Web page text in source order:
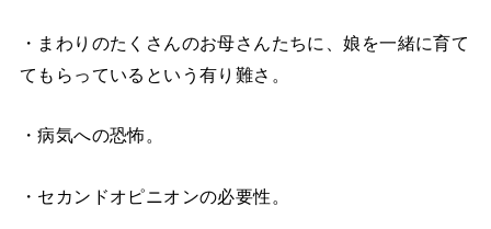
・まわりのたくさんのお母さんたちに、娘を一緒に育て
てもらっているという有り難さ。
・病気への恐怖。
・セカンドオピニオンの必要性。